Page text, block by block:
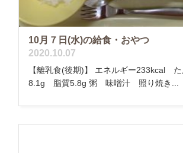
10月７日(水)の給食・おやつ
2020.10.07
【離乳食(後期)】 エネルギー233kcal
8.1g 脂質5.8g 粥 味噌汁 照り焼き...